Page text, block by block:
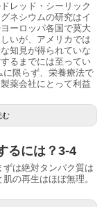
レッド・シーリック
ネシウムの研究はイ
ーロッパ各国で莫大
いが、アメリカでは
知見が得られていな
るまでには至ってい
に限らず、栄養療法で
薬会社にとって利益
む
るには？3-4
は絶対タンパク質は
の再生はほぼ無理。